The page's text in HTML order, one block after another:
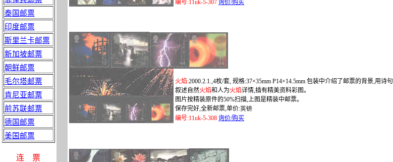
泰国邮票
印度邮票
斯里兰卡邮票
新加坡邮票
朝鲜邮票
毛尔塔邮票
肯尼亚邮票
前苏联邮票
德国邮票
美国邮票
连 票
编号:11uk-5-307 询价/购买
火焰:2000.2.1.,4枚/套, 规格:37×35mm P14×14.5mm 包装中介绍了邮票的背景,用诗句
叙述自然火焰和人为火焰详情,插有精美资料彩图。
图片按精装原件的50%扫描,上图是精装中邮票。
保存完好,全新邮票,单价:英镑
编号:11uk-5-308 询价/购买